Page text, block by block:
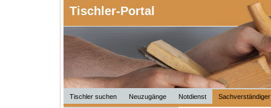
Tischler-Portal
Tischler suchen Neuzugänge Notdienst Sachverständiger